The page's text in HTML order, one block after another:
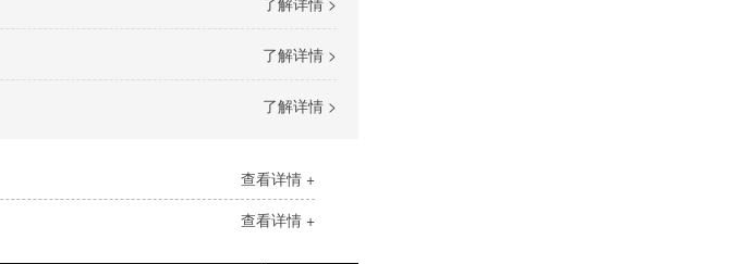
了解详情 >
了解详情 >
查看详情 +
查看详情 +